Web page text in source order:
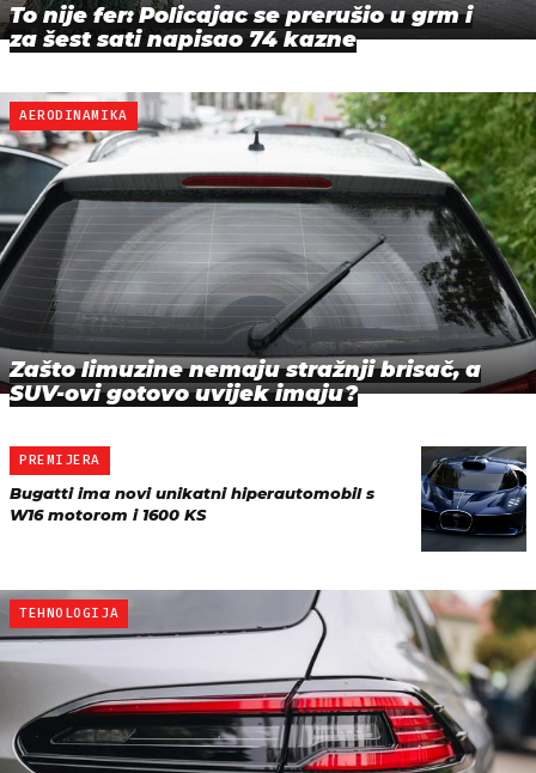
To nije fer: Policajac se prerušio u grm i
za šest sati napisao 74 kazne
AERODINAMIKA
Zašto limuzine nemaju stražnji brisač, a
SUV-ovi gotovo uvijek imaju?
PREMIJERA
Bugatti ima novi unikatni hiperautomobil s
W16 motorom i 1600 KS
TEHNOLOGIJA